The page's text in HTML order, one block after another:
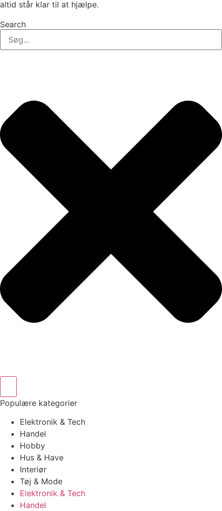
altid står klar til at hjælpe.
Search
Populære kategorier
Elektronik & Tech
Handel
Hobby
Hus & Have
Interiør
Tøj & Mode
Elektronik & Tech
Handel